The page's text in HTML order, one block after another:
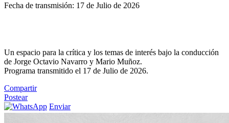
Fecha de transmisión: 17 de Julio de 2026
Un espacio para la crítica y los temas de interés bajo la conducción
de Jorge Octavio Navarro y Mario Muñoz.
Programa transmitido el 17 de Julio de 2026.
Compartir
Postear
Enviar